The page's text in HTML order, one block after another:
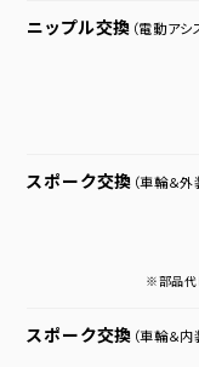
ニップル交換 （電動アシ
スポーク交換 （車輪＆
※部品代
スポーク交換 （車輪＆